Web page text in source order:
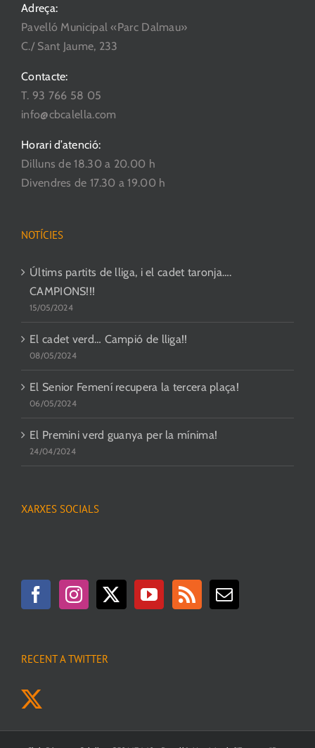
Adreça:
Pavelló Municipal «Parc Dalmau»
C./ Sant Jaume, 233
Contacte:
T. 93 766 58 05
info@cbcalella.com
Horari d’atenció:
Dilluns de 18.30 a 20.00 h
Divendres de 17.30 a 19.00 h
NOTÍCIES
Últims partits de lliga, i el cadet taronja….
CAMPIONS!!!
15/05/2024
El cadet verd… Campió de lliga!!
08/05/2024
El Senior Femení recupera la tercera plaça!
06/05/2024
El Premini verd guanya per la mínima!
24/04/2024
XARXES SOCIALS
RECENT A TWITTER